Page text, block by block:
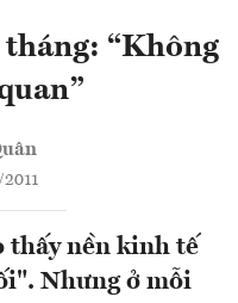
“Không
thấy nền kinh tế
Nhưng ở mỗi